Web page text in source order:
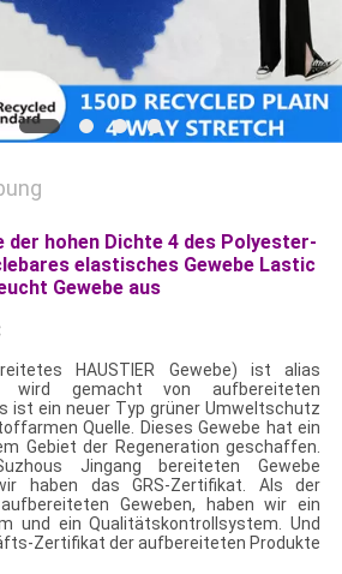
hohen Dichte 4 des Polyester-
elastisches Gewebe Lastic
Gewebe aus
HAUSTIER Gewebe) ist alias
wird gemacht von aufbereiteten
ist ein neuer Typ grüner Umweltschutz
Quelle. Dieses Gewebe hat ein
Gebiet der Regeneration geschaffen.
Jingang bereiteten Gewebe
haben das GRS-Zertifikat. Als der
Geweben, haben wir ein
und ein Qualitätskontrollsystem. Und
Zertifikat der aufbereiteten Produkte